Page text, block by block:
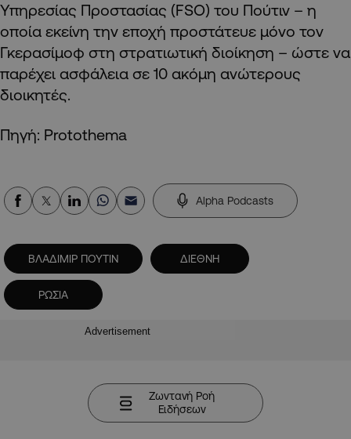
Υπηρεσίας Προστασίας (FSO) του Πούτιν – η
οποία εκείνη την εποχή προστάτευε μόνο τον
Γκερασίμοφ στη στρατιωτική διοίκηση – ώστε να
παρέχει ασφάλεια σε 10 ακόμη ανώτερους
διοικητές.
Πηγή: Protothema
Alpha Podcasts
ΒΛΑΔΙΜΙΡ ΠΟΥΤΙΝ ΔΙΕΘΝΗ
ΡΩΣΙΑ
Advertisement
Ζωντανή Ροή
Ειδήσεων